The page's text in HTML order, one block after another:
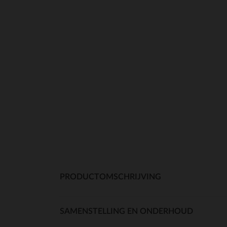
PRODUCTOMSCHRIJVING
SAMENSTELLING EN ONDERHOUD